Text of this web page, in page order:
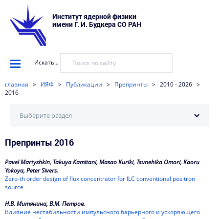
Институт ядерной физики
имени Г. И. Будкера СО РАН
Искать...
главная > ИЯФ > Публикации > Препринты > 2010 - 2026 >
2016
2026
2025
2024
2022
Выберите раздел
Препринты 2016
Pavel Martyshkin, Takuya Kamitani, Masao Kuriki, Tsunehiko Omori, Kaoru
Yokoya, Peter Sivers.
Zero-th order design of flux concentrator for ILC conventional positron
source
Н.В. Митянина, В.М. Петров.
Влияние нестабильности импульсного барьерного и ускоряющего